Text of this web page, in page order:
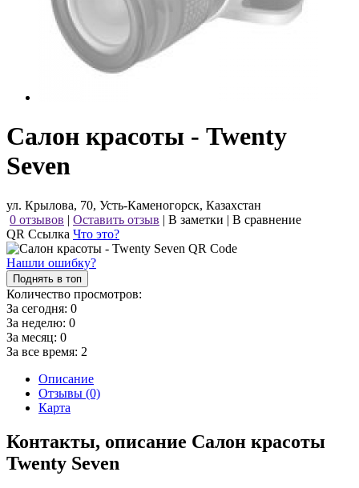
Салон красоты - Twenty
Seven
ул. Крылова, 70, Усть-Каменогорск, Казахстан
0 отзывов | Оставить отзыв | В заметки | В сравнение
QR Ссылка Что это?
Нашли ошибку?
Поднять в топ
Количество просмотров:
За сегодня: 0
За неделю: 0
За месяц: 0
За все время: 2
Описание
Отзывы (0)
Карта
Контакты, описание Салон красоты
Twenty Seven